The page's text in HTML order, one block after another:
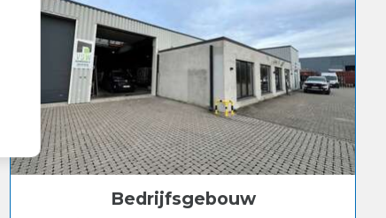
Bedrijfsgebouw